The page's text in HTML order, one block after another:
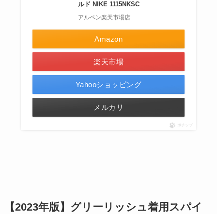
ルド NIKE 1115NKSC
アルペン楽天市場店
Amazon
楽天市場
Yahooショッピング
メルカリ
ポチップ
【2023年版】グリーリッシュ着用スパイ